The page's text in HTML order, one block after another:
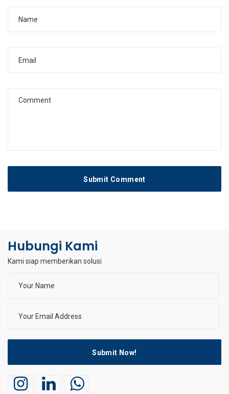
Submit Comment
Hubungi Kami
Kami siap memberikan solusi
Submit Now!